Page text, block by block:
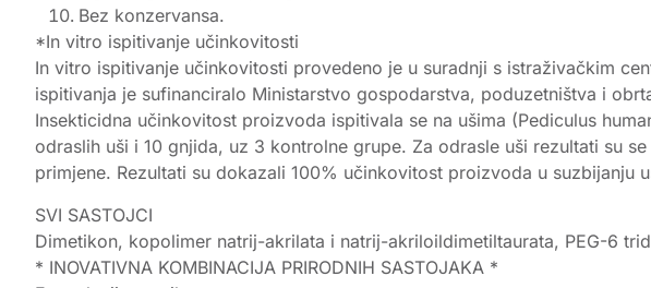
Bez konzervansa.
*In vitro ispitivanje učinkovitosti
In vitro ispitivanje učinkovitosti provedeno je u suradnji s istraživačkim
ispitivanja je sufinanciralo Ministarstvo gospodarstva, poduzetništva i
Insekticidna učinkovitost proizvoda ispitivala se na ušima (Pediculus
odraslih uši i 10 gnjida, uz 3 kontrolne grupe. Za odrasle uši rezultati su
primjene. Rezultati su dokazali 100% učinkovitost proizvoda u suzbijanju
SVI SASTOJCI
Dimetikon, kopolimer natrij-akrilata i natrij-akriloildimetiltaurata, PEG-6
* INOVATIVNA KOMBINACIJA PRIRODNIH SASTOJAKA *